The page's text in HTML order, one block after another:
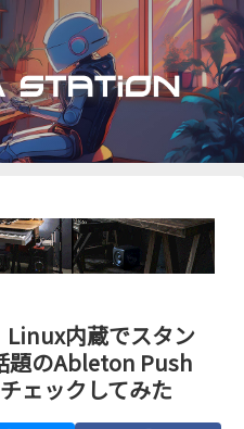
Linux内蔵でスタン
題のAbleton Push
ェックしてみた